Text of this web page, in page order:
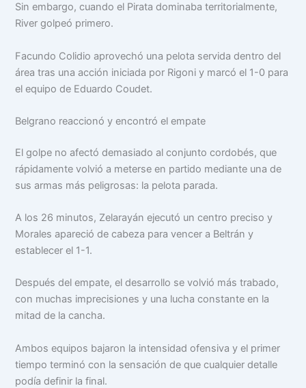
Sin embargo, cuando el Pirata dominaba territorialmente,
River golpeó primero.
Facundo Colidio aprovechó una pelota servida dentro del
área tras una acción iniciada por Rigoni y marcó el 1-0 para
el equipo de Eduardo Coudet.
Belgrano reaccionó y encontró el empate
El golpe no afectó demasiado al conjunto cordobés, que
rápidamente volvió a meterse en partido mediante una de
sus armas más peligrosas: la pelota parada.
A los 26 minutos, Zelarayán ejecutó un centro preciso y
Morales apareció de cabeza para vencer a Beltrán y
establecer el 1-1.
Después del empate, el desarrollo se volvió más trabado,
con muchas imprecisiones y una lucha constante en la
mitad de la cancha.
Ambos equipos bajaron la intensidad ofensiva y el primer
tiempo terminó con la sensación de que cualquier detalle
podía definir la final.